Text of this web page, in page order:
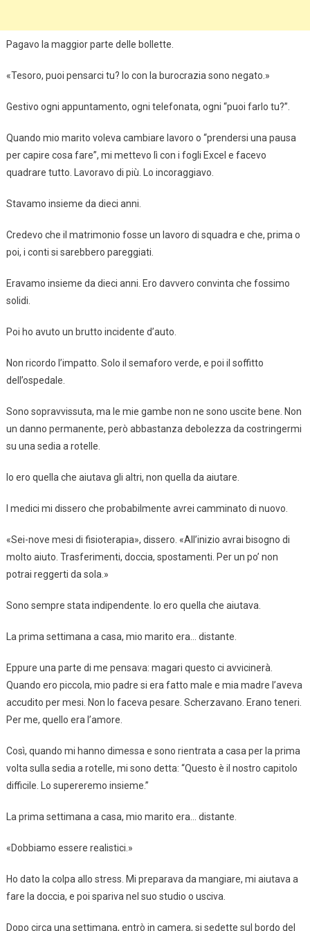
Pagavo la maggior parte delle bollette.
«Tesoro, puoi pensarci tu? Io con la burocrazia sono negato.»
Gestivo ogni appuntamento, ogni telefonata, ogni “puoi farlo tu?”.
Quando mio marito voleva cambiare lavoro o “prendersi una pausa
per capire cosa fare”, mi mettevo lì con i fogli Excel e facevo
quadrare tutto. Lavoravo di più. Lo incoraggiavo.
Stavamo insieme da dieci anni.
Credevo che il matrimonio fosse un lavoro di squadra e che, prima o
poi, i conti si sarebbero pareggiati.
Eravamo insieme da dieci anni. Ero davvero convinta che fossimo
solidi.
Poi ho avuto un brutto incidente d’auto.
Non ricordo l’impatto. Solo il semaforo verde, e poi il soffitto
dell’ospedale.
Sono sopravvissuta, ma le mie gambe non ne sono uscite bene. Non
un danno permanente, però abbastanza debolezza da costringermi
su una sedia a rotelle.
Io ero quella che aiutava gli altri, non quella da aiutare.
I medici mi dissero che probabilmente avrei camminato di nuovo.
«Sei-nove mesi di fisioterapia», dissero. «All’inizio avrai bisogno di
molto aiuto. Trasferimenti, doccia, spostamenti. Per un po’ non
potrai reggerti da sola.»
Sono sempre stata indipendente. Io ero quella che aiutava.
La prima settimana a casa, mio marito era… distante.
Eppure una parte di me pensava: magari questo ci avvicinerà.
Quando ero piccola, mio padre si era fatto male e mia madre l’aveva
accudito per mesi. Non lo faceva pesare. Scherzavano. Erano teneri.
Per me, quello era l’amore.
Così, quando mi hanno dimessa e sono rientrata a casa per la prima
volta sulla sedia a rotelle, mi sono detta: “Questo è il nostro capitolo
difficile. Lo supereremo insieme.”
La prima settimana a casa, mio marito era… distante.
«Dobbiamo essere realistici.»
Ho dato la colpa allo stress. Mi preparava da mangiare, mi aiutava a
fare la doccia, e poi spariva nel suo studio o usciva.
Dopo circa una settimana, entrò in camera, si sedette sul bordo del